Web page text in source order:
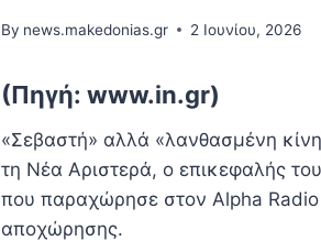
By news.makedonias.gr 2 Ιουνίου, 2026
(Πηγή: www.in.gr)
«Σεβαστή» αλλά «λανθασμένη
τη Νέα Αριστερά, ο επικεφαλής
που παραχώρησε στον Alpha Radio
αποχώρησης.